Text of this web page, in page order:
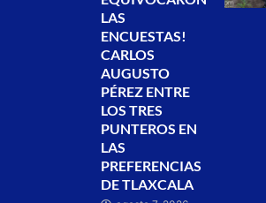
LAS
ENCUESTAS!
CARLOS
AUGUSTO
PÉREZ ENTRE
LOS TRES
PUNTEROS EN
LAS
PREFERENCIAS
DE TLAXCALA